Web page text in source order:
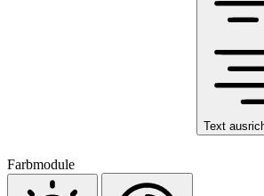
Text
Farbmodule